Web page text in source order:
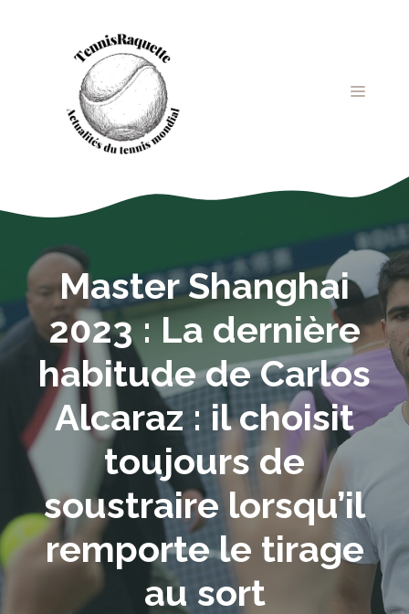
MENU
Master Shanghai
2023 : La dernière
habitude de Carlos
Alcaraz : il choisit
toujours de
soustraire lorsqu’il
remporte le tirage
au sort